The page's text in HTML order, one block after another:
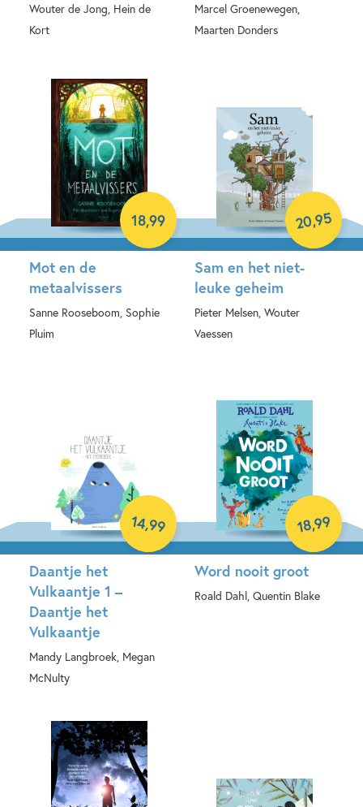
Wouter de Jong, Hein de
Kort
Marcel Groenewegen,
Maarten Donders
Mot en de
metaalvissers
Sanne Rooseboom, Sophie
Pluim
18,99
Sam en het niet-
leuke geheim
Pieter Melsen, Wouter
Vaessen
20,95
Daantje het
Vulkaantje 1 –
Daantje het
Vulkaantje
Mandy Langbroek, Megan
McNulty
14,99
Word nooit groot
Roald Dahl, Quentin Blake
18,99